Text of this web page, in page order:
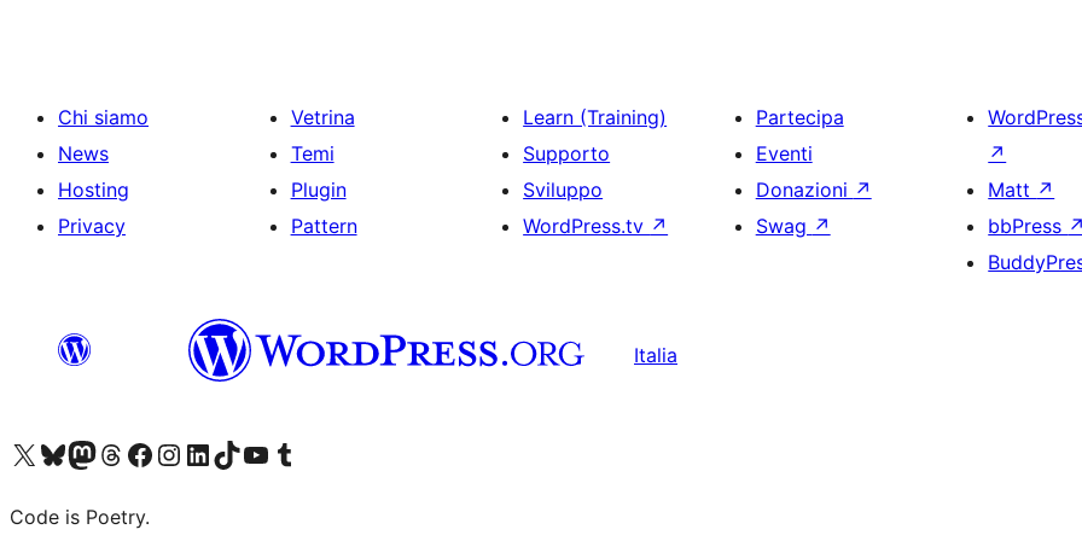
Chi siamo
News
Hosting
Privacy
Vetrina
Temi
Plugin
Pattern
Learn (Training)
Supporto
Sviluppo
WordPress.tv ↗
Partecipa
Eventi
Donazioni ↗
Swag ↗
↗
Matt ↗
bbPress ↗
Italia
Visita il nostro account X (ex Twitter)
Visita il nostro account Bluesky
Visita il nostro account Mastodon
Visita il nostro account Threads
Visita la nostra pagina Facebook
Visita il nostro account Instagram
Visita il nostro account LinkedIn
Visita il nostro account TikTok
Visita il nostro canale YouTube
Visita il nostro account Tumblr
Code is Poetry.